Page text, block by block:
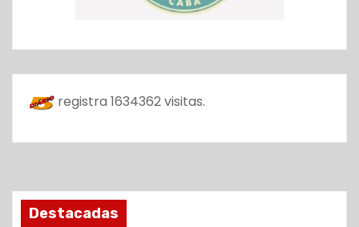
registra 1634362visitas.
Destacadas